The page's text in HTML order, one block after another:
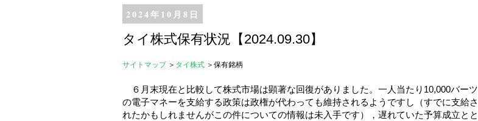
2024年10月8日
タイ株式保有状況【2024.09.30】
サイトマップ＞ タイ株式 ＞保有銘柄
６月末現在と比較して株式市場は顕著な回復がありました。一人当たり10,000バーツ
の電子マネーを支給する政策は政権が代わっても維持されるようですし（すでに支給さ
れたかもしれませんがこの件についての情報は未入手です），遅れていた予算成立とと